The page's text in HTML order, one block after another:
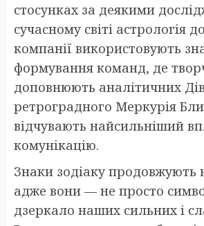
стосунках за деякими
сучасному світі астрологія
компанії використовують
формування команд, де
доповнюють аналітичних
ретроградного Меркурія
відчувають найсильніший
комунікацію.
Знаки зодіаку продовжують
адже вони — не просто
дзеркало наших сильних і